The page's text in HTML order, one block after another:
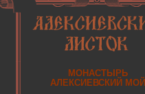
МОНАСТЫРЬ
АЛЕКСИЕВСКИЙ МОЙ